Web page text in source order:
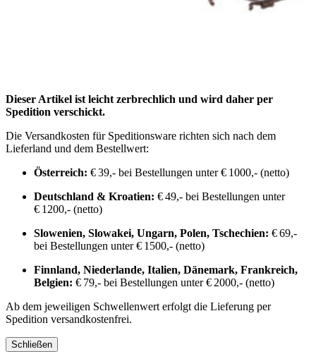
Dieser Artikel ist leicht zerbrechlich und wird daher per
Spedition verschickt.
Die Versandkosten für Speditionsware richten sich nach dem
Lieferland und dem Bestellwert:
Österreich: € 39,- bei Bestellungen unter € 1000,- (netto)
Deutschland & Kroatien: € 49,- bei Bestellungen unter
€ 1200,- (netto)
Slowenien, Slowakei, Ungarn, Polen, Tschechien: € 69,-
bei Bestellungen unter € 1500,- (netto)
Finnland, Niederlande, Italien, Dänemark, Frankreich,
Belgien: € 79,- bei Bestellungen unter € 2000,- (netto)
Ab dem jeweiligen Schwellenwert erfolgt die Lieferung per
Spedition versandkostenfrei.
Schließen